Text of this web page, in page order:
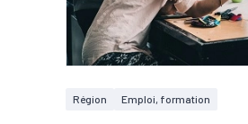
Région Emploi, formation